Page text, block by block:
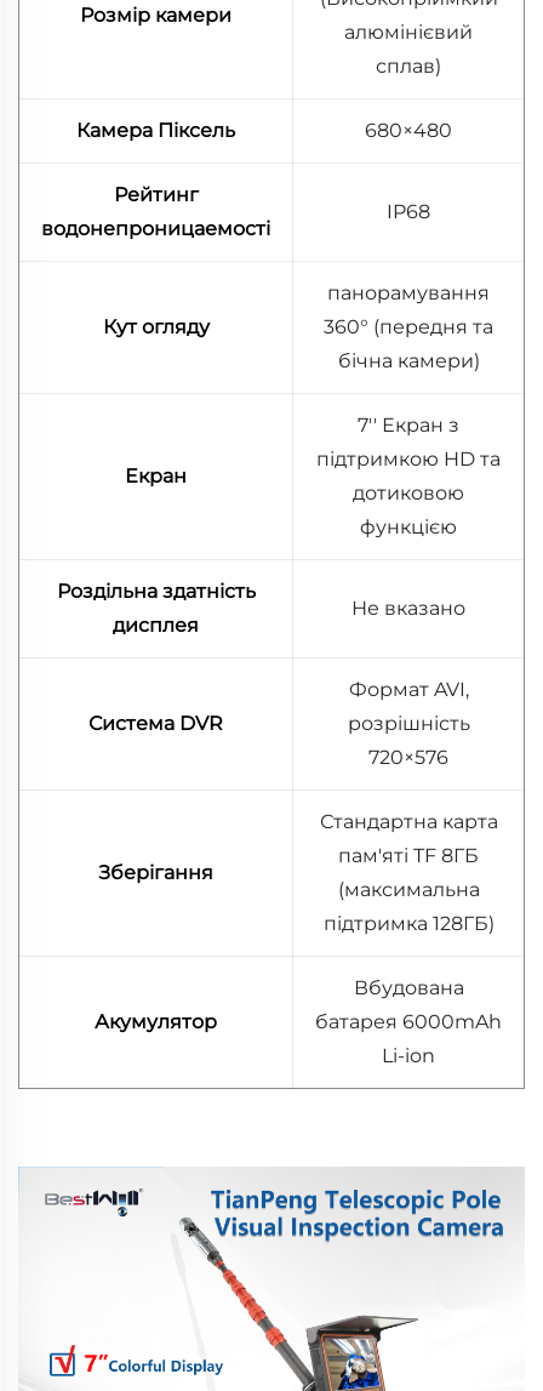
Розмір камери
алюмінієвий
сплав)
Камера Піксель 680×480
Рейтинг
водонепроницаемості
IP68
Кут огляду
панорамування
360° (передня та
бічна камери)
Екран
7'' Екран з
підтримкою HD та
дотиковою
функцією
Роздільна здатність
дисплея
Не вказано
Система DVR
Формат AVI,
розрішність
720×576
Зберігання
Стандартна карта
пам'яті TF 8ГБ
(максимальна
підтримка 128ГБ)
Акумулятор
Вбудована
батарея 6000mAh
Li-ion